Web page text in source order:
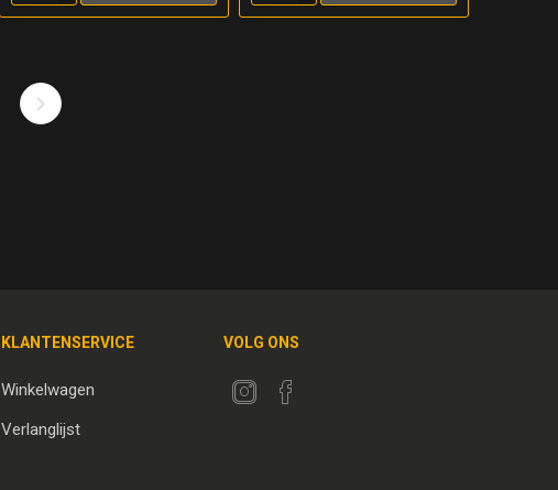
KLANTENSERVICE
Winkelwagen
Verlanglijst
VOLG ONS